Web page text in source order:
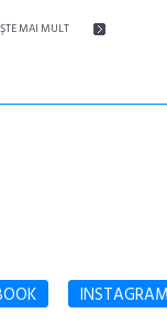
MAI MULT
INSTAGRAM